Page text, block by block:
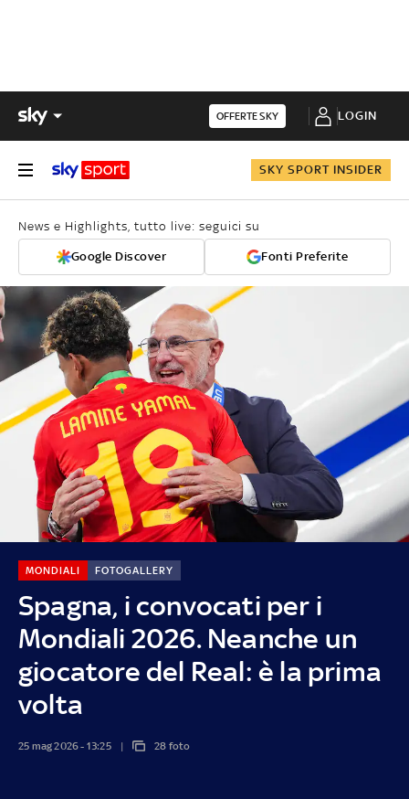
OFFERTE SKY LOGIN
SKY SPORT INSIDER
News e Highlights, tutto live: seguici su
Google Discover Fonti Preferite
Spagna, i convocati per i
Mondiali 2026. Neanche un
giocatore del Real: è la prima
volta
MONDIALI FOTOGALLERY
25 mag 2026 - 13:25 28 foto